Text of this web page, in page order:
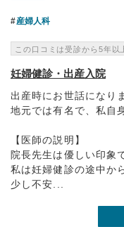
産婦人科
この口コミは受診から5年以
妊婦健診・出産入院
出産時にお世話になり
地元では有名で、私自
【医師の説明】
院長先生は優しい印象
私は妊婦健診の途中か
少し不安...